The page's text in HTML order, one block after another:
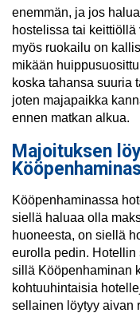
enemmän, ja jos
hostelissa tai
myös ruokailu on
mikään
koska tahansa suuria
joten majapaikka
ennen matkan alkua.
Majoituksen
Kööpenhaminassa
siellä haluaa olla
huoneesta, on siellä
eurolla pedin.
sillä Kööpenhaminan
kohtuuhintaisia
sellainen löytyy aivan